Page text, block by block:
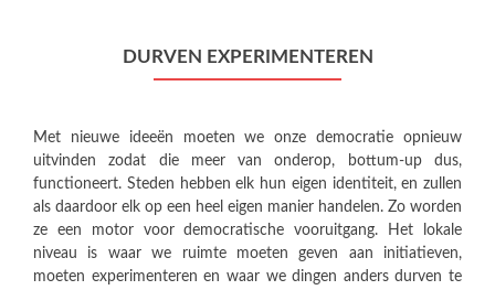
DURVEN EXPERIMENTEREN
Met nieuwe ideeën moeten we onze democratie opnieuw
uitvinden zodat die meer van onderop, bottum-up dus,
functioneert. Steden hebben elk hun eigen identiteit, en zullen
als daardoor elk op een heel eigen manier handelen. Zo worden
ze een motor voor democratische vooruitgang. Het lokale
niveau is waar we ruimte moeten geven aan initiatieven,
moeten experimenteren en waar we dingen anders durven te